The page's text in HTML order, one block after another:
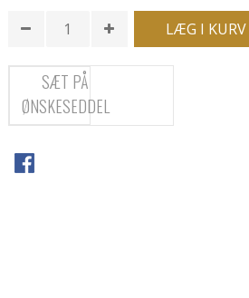
LÆG I KURV
SÆT PÅ
ØNSKESEDDEL